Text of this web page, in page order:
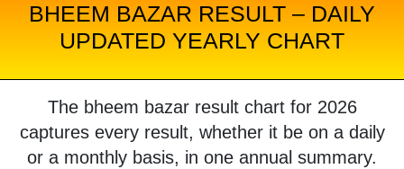
BHEEM BAZAR RESULT – DAILY
UPDATED YEARLY CHART
The bheem bazar result chart for 2026
captures every result, whether it be on a daily
or a monthly basis, in one annual summary.